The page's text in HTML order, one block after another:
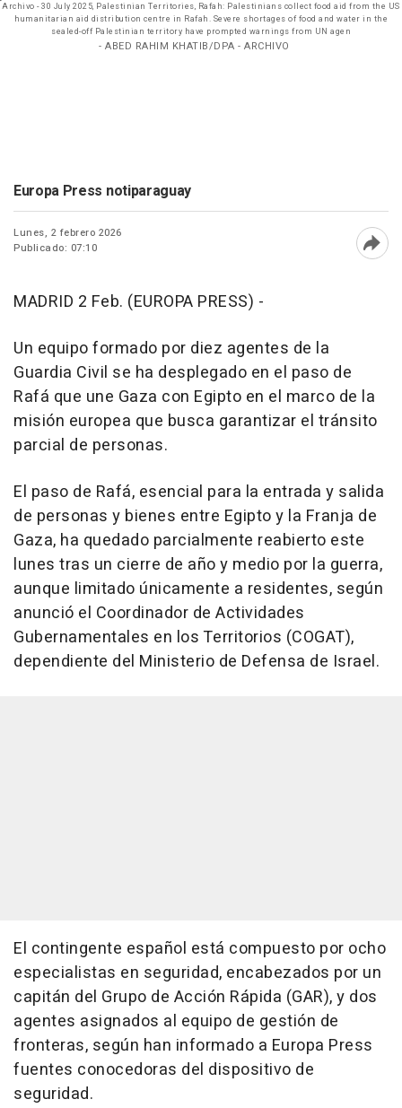
Archivo - 30 July 2025, Palestinian Territories, Rafah: Palestinians collect food aid from the US
humanitarian aid distribution centre in Rafah. Severe shortages of food and water in the
sealed-off Palestinian territory have prompted warnings from UN agen
- ABED RAHIM KHATIB/DPA - ARCHIVO
Europa Press notiparaguay
Lunes, 2 febrero 2026
Publicado: 07:10
MADRID 2 Feb. (EUROPA PRESS) -
Un equipo formado por diez agentes de la
Guardia Civil se ha desplegado en el paso de
Rafá que une Gaza con Egipto en el marco de la
misión europea que busca garantizar el tránsito
parcial de personas.
El paso de Rafá, esencial para la entrada y salida
de personas y bienes entre Egipto y la Franja de
Gaza, ha quedado parcialmente reabierto este
lunes tras un cierre de año y medio por la guerra,
aunque limitado únicamente a residentes, según
anunció el Coordinador de Actividades
Gubernamentales en los Territorios (COGAT),
dependiente del Ministerio de Defensa de Israel.
El contingente español está compuesto por ocho
especialistas en seguridad, encabezados por un
capitán del Grupo de Acción Rápida (GAR), y dos
agentes asignados al equipo de gestión de
fronteras, según han informado a Europa Press
fuentes conocedoras del dispositivo de
seguridad.